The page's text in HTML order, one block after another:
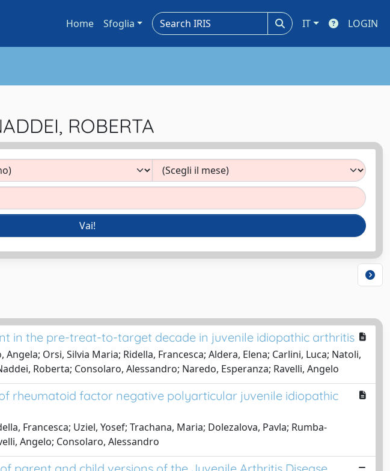
Home Sfoglia IT LOGIN
ROBERTA
in the pre-treat-to-target decade in juvenile idiopathic arthritis
Orsi, Silvia Maria; Ridella, Francesca; Aldera, Elena; Carlini, Luca; Natoli,
Roberta; Consolaro, Alessandro; Naredo, Esperanza; Ravelli, Angelo
rheumatoid factor negative polyarticular juvenile idiopathic
Francesca; Uziel, Yosef; Trachana, Maria; Dolezalova, Pavla; Rumba-
Angelo; Consolaro, Alessandro